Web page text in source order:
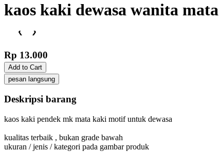
kaos kaki dewasa wanita
❮ ❯
Rp 13.000
Add to Cart
pesan langsung
Deskripsi barang
kaos kaki pendek mk mata kaki motif untuk dewasa
kualitas terbaik , bukan grade bawah
ukuran / jenis / kategori pada gambar produk